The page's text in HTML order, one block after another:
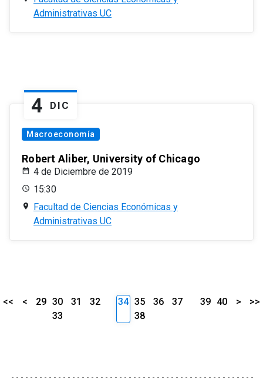
Administrativas UC
4 DIC
Macroeconomía
Robert Aliber, University of Chicago
4 de Diciembre de 2019
15:30
Facultad de Ciencias Económicas y
Administrativas UC
<< < 29 30 31
32
33
34 35 36
37
38
39 40 > >>